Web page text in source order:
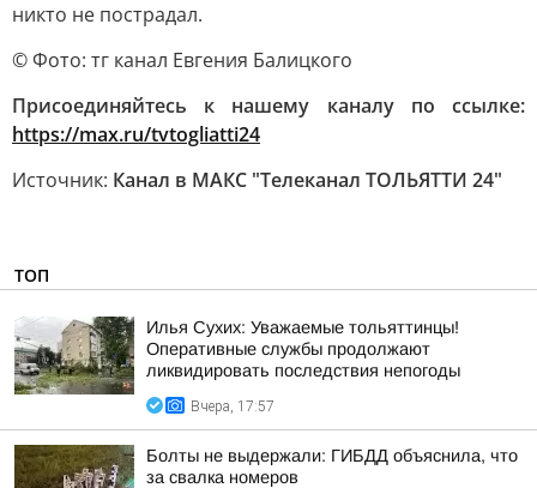
никто не пострадал.
© Фото: тг канал Евгения Балицкого
Присоединяйтесь к нашему каналу по ссылке:
https://max.ru/tvtogliatti24
Источник: Канал в МАКС "Телеканал ТОЛЬЯТТИ 24"
ТОП
Илья Сухих: Уважаемые тольяттинцы!
Оперативные службы продолжают
ликвидировать последствия непогоды
Вчера, 17:57
Болты не выдержали: ГИБДД объяснила, что
за свалка номеров